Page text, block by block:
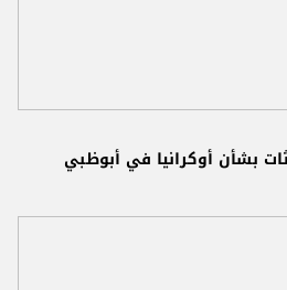
بشأن أوكرانيا في أبوظبي